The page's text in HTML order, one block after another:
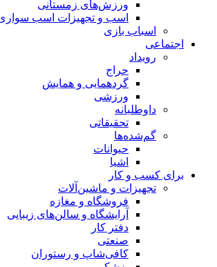
ورزش‌های زمستانی
اسب و تجهیزات اسب سواری
اسباب‌ بازی
اجتماعی
رویداد
حراج
گردهمایی و همایش
ورزشی
داوطلبانه
تحقیقاتی
گم‌شده‌ها
حیوانات
اشیا
برای کسب و کار
تجهیزات و ماشین‌آلات
فروشگاه و مغازه
آرایشگاه و سالن‌های زیبایی
دفتر کار
صنعتی
کافی‌شاپ و رستوران